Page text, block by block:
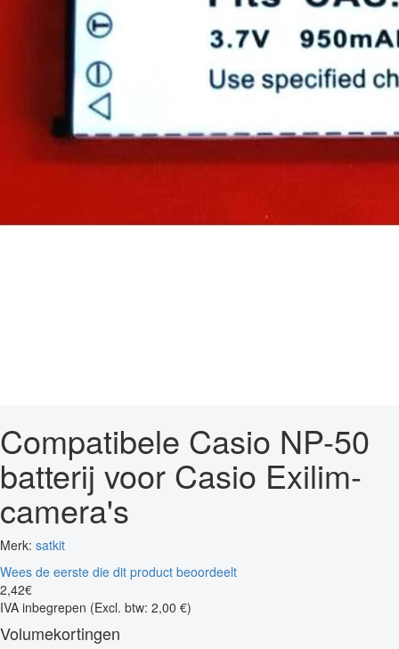
Compatibele Casio NP-50
batterij voor Casio Exilim-
camera's
Merk: satkit
Wees de eerste die dit product beoordeelt
2,42€
IVA inbegrepen (Excl. btw: 2,00 €)
Volumekortingen